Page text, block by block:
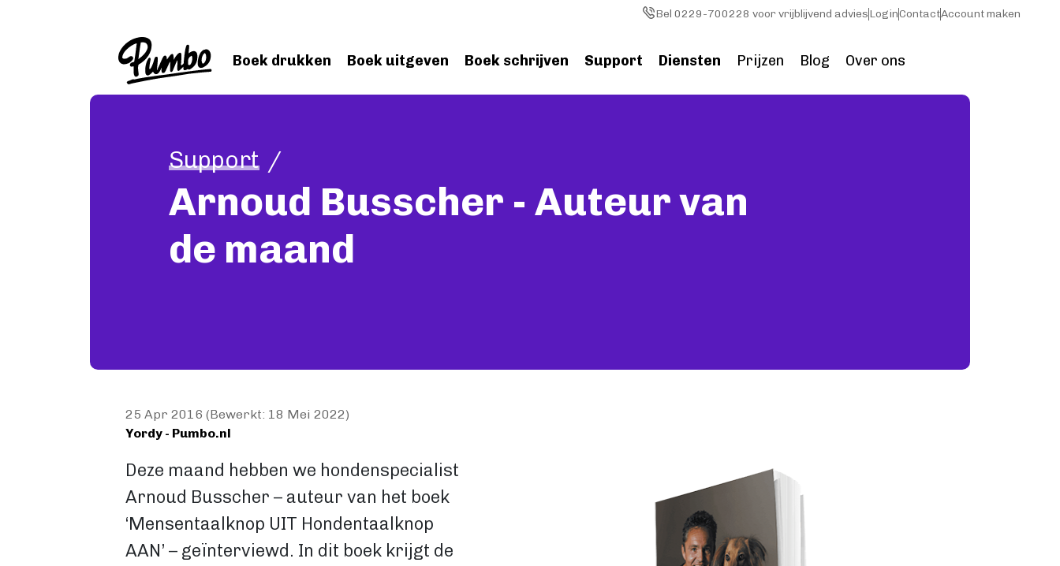
Bel 0229-700228 voor vrijblijvend advies
Image LoginContactAccount maken
Boek drukken Boek uitgeven Boek schrijven Support Diensten Prijzen Blog Over ons
Support
Arnoud Busscher - Auteur van
de maand
25 Apr 2016 (Bewerkt: 18 Mei 2022)
Yordy - Pumbo.nl
Deze maand hebben we hondenspecialist
Arnoud Busscher – auteur van het boek
‘Mensentaalknop UIT Hondentaalknop
AAN’ – geïnterviewd. In dit boek krijgt de